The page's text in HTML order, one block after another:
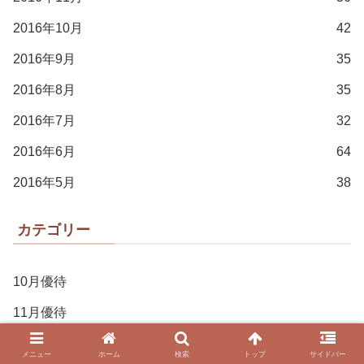
2016年10月 42
2016年9月 35
2016年8月 35
2016年7月 32
2016年6月 64
2016年5月 38
カテゴリー
10月優待
11月優待
12月優待
メニュー ホーム 検索 トップ サイドバー